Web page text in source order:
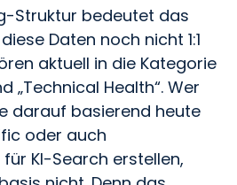
Struktur bedeutet das
Daten noch nicht 1:1
aktuell in die Kategorie
„Technical Health“. Wer
darauf basierend heute
oder auch
KI-Search erstellen,